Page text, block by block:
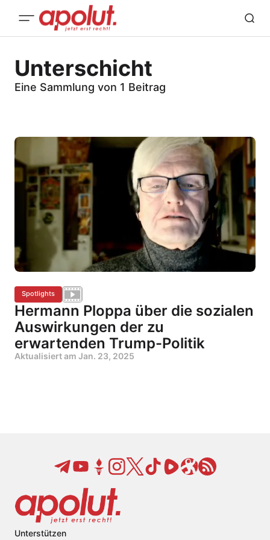
Unterschicht
Eine Sammlung von 1 Beitrag
Spotlights
Hermann Ploppa über die sozialen
Auswirkungen der zu
erwartenden Trump-Politik
Aktualisiert am Jan. 23, 2025
Unterstützen